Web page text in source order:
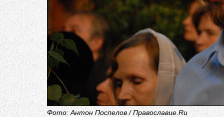
Фото: Антон Поспелов / Православие.Ru